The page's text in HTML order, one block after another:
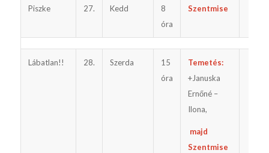
Piszke 27. Kedd
8
óra
Szentmise
Lábatlan!! 28. Szerda
15
óra
Temetés:
+Januska
Ernőné –
Ilona,
majd
Szentmise